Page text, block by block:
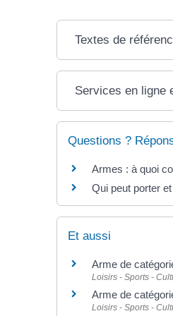
Textes de
Services en ligne
Questions ?
Armes : à quoi
Qui peut porter
Et aussi
Arme de
Loisirs - Sports -
Arme de
Loisirs - Sports -